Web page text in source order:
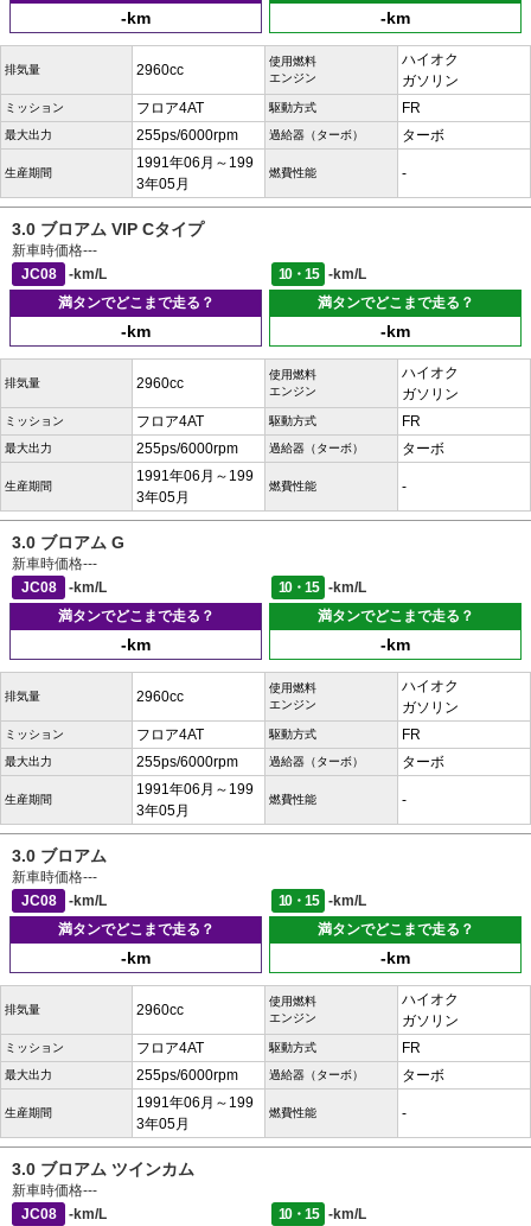
-km -km
排気量 2960cc
使用燃料
エンジン
ハイオク
ガソリン
ミッション フロア4AT 駆動方式 FR
最大出力 255ps/6000rpm 過給器（ターボ） ターボ
生産期間
1991年06月～199
3年05月
燃費性能 -
3.0 ブロアム VIP Cタイプ
新車時価格---
JC08
-km/L 10・15
-km/L
満タンでどこまで走る？
-km
満タンでどこまで走る？
-km
排気量 2960cc
使用燃料
エンジン
ハイオク
ガソリン
ミッション フロア4AT 駆動方式 FR
最大出力 255ps/6000rpm 過給器（ターボ） ターボ
生産期間
1991年06月～199
3年05月
燃費性能 -
3.0 ブロアム G
新車時価格---
JC08
-km/L 10・15
-km/L
満タンでどこまで走る？
-km
満タンでどこまで走る？
-km
排気量 2960cc
使用燃料
エンジン
ハイオク
ガソリン
ミッション フロア4AT 駆動方式 FR
最大出力 255ps/6000rpm 過給器（ターボ） ターボ
生産期間
1991年06月～199
3年05月
燃費性能 -
3.0 ブロアム
新車時価格---
JC08
-km/L 10・15
-km/L
満タンでどこまで走る？
-km
満タンでどこまで走る？
-km
排気量 2960cc
使用燃料
エンジン
ハイオク
ガソリン
ミッション フロア4AT 駆動方式 FR
最大出力 255ps/6000rpm 過給器（ターボ） ターボ
生産期間
1991年06月～199
3年05月
燃費性能 -
3.0 ブロアム ツインカム
新車時価格---
JC08
-km/L 10・15
-km/L